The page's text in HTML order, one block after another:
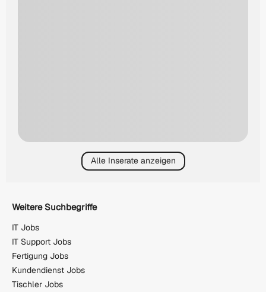
Alle Inserate anzeigen
Weitere Suchbegriffe
IT Jobs
IT Support Jobs
Fertigung Jobs
Kundendienst Jobs
Tischler Jobs